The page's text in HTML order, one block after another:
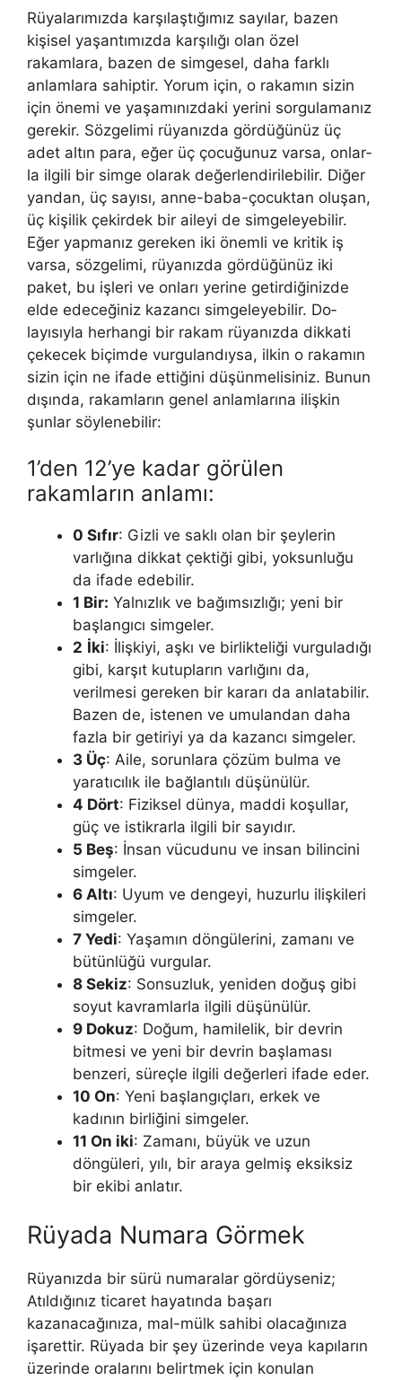
Rüyalarımızda karşılaştığımız sayılar, bazen
kişisel yaşantı­mızda karşılığı olan özel
rakamlara, bazen de simgesel, daha fark­lı
anlamlara sahiptir. Yorum için, o rakamın sizin
için önemi ve yaşamınızdaki yerini sorgulamanız
gerekir. Sözgelimi rüyanızda gördüğünüz üç
adet altın para, eğer üç çocuğunuz varsa, onlar­
la ilgili bir simge olarak değerlendirilebilir. Diğer
yandan, üç sa­yısı, anne-baba-çocuktan oluşan,
üç kişilik çekirdek bir aileyi de simgeleyebilir.
Eğer yapmanız gereken iki önemli ve kritik iş
var­sa, sözgelimi, rüyanızda gördüğünüz iki
paket, bu işleri ve onları yerine getirdiğinizde
elde edeceğiniz kazancı simgeleyebilir. Do­
layısıyla herhangi bir rakam rüyanızda dikkati
çekecek biçimde vurgulandıysa, ilkin o rakamın
sizin için ne ifade ettiğini düşün­melisiniz. Bunun
dışında, rakamların genel anlamlarına ilişkin
şunlar söylenebilir:
1’den 12’ye kadar görülen
rakamların anlamı:
0 Sıfır: Gizli ve saklı olan bir şeylerin
varlığına dikkat çektiği gibi, yoksunluğu
da ifade edebilir.
1 Bir: Yalnızlık ve bağımsızlığı; yeni bir
başlangıcı simgeler.
2 İki: İlişkiyi, aşkı ve birlikteliği vurguladığı
gibi, karşıt kutupla­rın varlığını da,
verilmesi gereken bir kararı da anlatabilir.
Ba­zen de, istenen ve umulandan daha
fazla bir getiriyi ya da ka­zancı simgeler.
3 Üç: Aile, sorunlara çözüm bulma ve
yaratıcılık ile bağlantılı düşünülür.
4 Dört: Fiziksel dünya, maddi koşullar,
güç ve istikrarla ilgili bir sayıdır.
5 Beş: İnsan vücudunu ve insan bilincini
simgeler.
6 Altı: Uyum ve dengeyi, huzurlu ilişkileri
simgeler.
7 Yedi: Yaşamın döngülerini, zamanı ve
bütünlüğü vurgular.
8 Sekiz: Sonsuzluk, yeniden doğuş gibi
soyut kavramlarla ilgi­li düşünülür.
9 Dokuz: Doğum, hamilelik, bir devrin
bitmesi ve yeni bir devrin başlaması
benzeri, süreçle ilgili değerleri ifade eder.
10 On: Yeni başlangıçları, erkek ve
kadının birliğini simgeler.
11 On iki: Zamanı, büyük ve uzun
döngüleri, yılı, bir araya gel­miş eksiksiz
bir ekibi anlatır.
Rüyada Numara Görmek
Rüyanızda bir sürü numaralar gördüyseniz;
Atıldığınız ticaret hayatında başarı
kazanacağınıza, mal-mülk sahibi olacağınıza
işarettir. Rüyada bir şey üzerinde veya kapıların
üzerinde oralarını belirtmek için konulan